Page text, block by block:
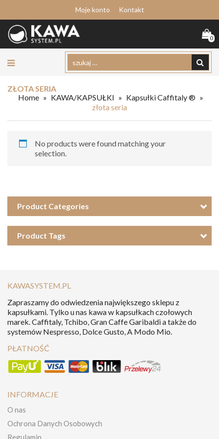
Moje konto Kontakt
0
ZŁOTA SERIA
Home » KAWA/KAPSUŁKI » Kapsułki Caffitaly ® »
złota seria
No products were found matching your
selection.
Product Categories
Product Tags
KAWASYSTEM.PL
Zapraszamy do odwiedzenia największego sklepu z
kapsułkami. Tylko u nas kawa w kapsułkach czołowych
marek. Caffitaly, Tchibo, Gran Caffe Garibaldi a także do
systemów Nespresso, Dolce Gusto, A Modo Mio.
PŁATNOŚĆ
INFORMACJE
O nas
Ochrona Danych Osobowych
Regulamin